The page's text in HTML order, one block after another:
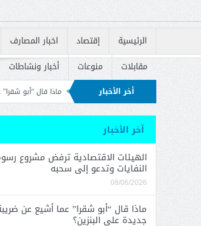
الرئيسية إقتصاد اخبار المصارف
مقابلات
منوعات أخبار ونشاطات
أخر الأخبار إلى سحبه ماذا قال “أبو شقرا” عما أشيع عن ضريبة
في إعادة إطلاق القروض السكنية
آخر الأخبار
الهيئات الاقتصادية ترفض مشروع
النفايات وتدعو إلى سحبه
08/06/2026
ماذا قال “أبو شقرا” عما أشيع عن
جديدة على البنزين؟